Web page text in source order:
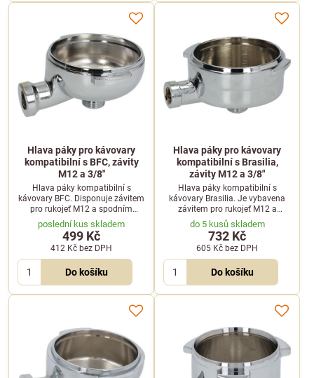
Hlava páky pro kávovary
kompatibilní s BFC, závity
M12 a 3/8"
Hlava páky kompatibilní s
kávovary BFC. Disponuje závitem
pro rukojeť M12 a spodním
připojovacím závitem pro výpust
3/8".
poslední kus skladem
499 Kč
412 Kč bez DPH
Do košíku
Hlava páky pro kávovary
kompatibilní s Brasilia,
závity M12 a 3/8"
Hlava páky kompatibilní s
kávovary Brasilia. Je vybavena
závitem pro rukojeť M12 a
připojovacím závitem pro výpust
o velikosti 3/8".
do 5 kusů skladem
732 Kč
605 Kč bez DPH
Do košíku